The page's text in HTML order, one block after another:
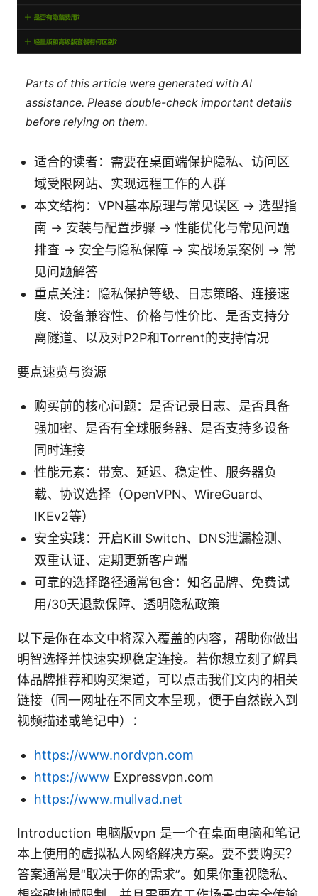
Parts of this article were generated with AI
assistance. Please double-check important details
before relying on them.
适合的读者：需要在桌面端保护隐私、访问区
域受限网站、实现远程工作的人群
本文结构：VPN基本原理与常见误区 → 选型指
南 → 安装与配置步骤 → 性能优化与常见问题
排查 → 安全与隐私保障 → 实战场景案例 → 常
见问题解答
重点关注：隐私保护等级、日志策略、连接速
度、设备兼容性、价格与性价比、是否支持分
离隧道、以及对P2P和Torrent的支持情况
要点速览与资源
购买前的核心问题：是否记录日志、是否具备
强加密、是否有全球服务器、是否支持多设备
同时连接
性能元素：带宽、延迟、稳定性、服务器负
载、协议选择（OpenVPN、WireGuard、
IKEv2等）
安全实践：开启Kill Switch、DNS泄漏检测、
双重认证、定期更新客户端
可靠的选择路径通常包含：知名品牌、免费试
用/30天退款保障、透明隐私政策
以下是你在本文中将深入覆盖的内容，帮助你做出
明智选择并快速实现稳定连接。若你想立刻了解具
体品牌推荐和购买渠道，可以点击我们文内的相关
链接（同一网址在不同文本呈现，便于自然嵌入到
视频描述或笔记中）：
https://www.nordvpn.com
https://www Expressvpn.com
https://www.mullvad.net
Introduction 电脑版vpn 是一个在桌面电脑和笔记
本上使用的虚拟私人网络解决方案。要不要购买？
答案通常是“取决于你的需求”。如果你重视隐私、